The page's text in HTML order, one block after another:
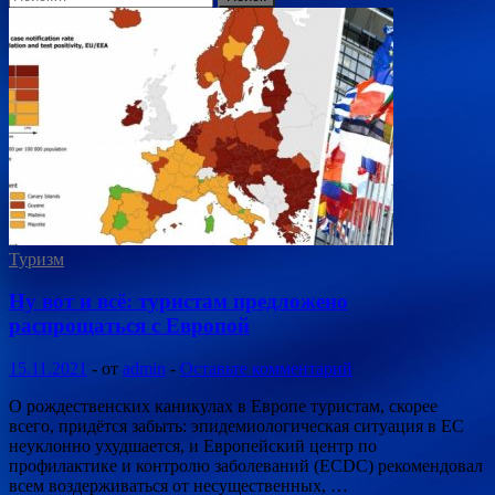
Туризм
Ну вот и всё: туристам предложено
распрощаться с Европой
15.11.2021 - от admin - Оставьте комментарий
О рождественских каникулах в Европе туристам, скорее
всего, придётся забыть: эпидемиологическая ситуация в ЕС
неуклонно ухудшается, и Европейский центр по
профилактике и контролю заболеваний (ECDC) рекомендовал
всем воздерживаться от несущественных, …